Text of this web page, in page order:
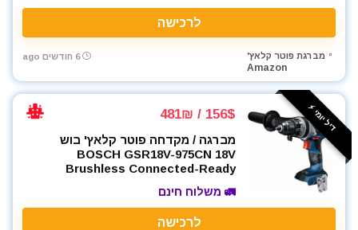
לרכישה
מברגת פוטר קלאץ'
Amazon
6 חודשים ago
דיל יומי ⚡️ 156$ / 481₪
מברגה / מקדחה פוטר קלאץ' בוש
BOSCH GSR18V-975CN 18V
Brushless Connected-Ready
🚛 משלוח חינם
לרכישה